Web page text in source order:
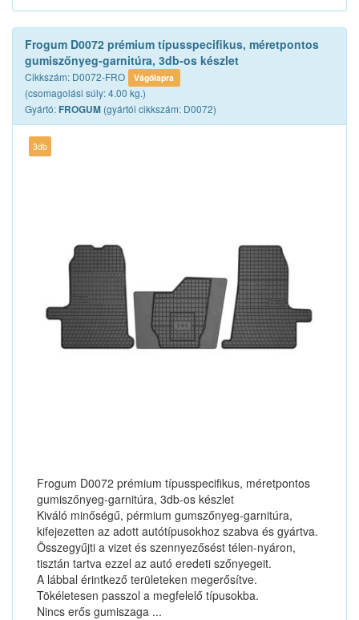
Frogum D0072 prémium típusspecifikus, méretpontos
gumiszőnyeg-garnitúra, 3db-os készlet
Cikkszám: D0072-FRO Vágólapra
(csomagolási súly: 4.00 kg.)
Gyártó: FROGUM (gyártói cikkszám: D0072)
3db
Frogum D0072 prémium típusspecifikus, méretpontos
gumiszőnyeg-garnitúra, 3db-os készlet
Kiváló minőségű, pérmium gumszőnyeg-garnitúra,
kifejezetten az adott autótípusokhoz szabva és gyártva.
Összegyűjti a vizet és szennyezősést télen-nyáron,
tisztán tartva ezzel az autó eredeti szőnyegeit.
A lábbal érintkező területeken megerősítve.
Tökéletesen passzol a megfelelő típusokba.
Nincs erős gumiszaga ...